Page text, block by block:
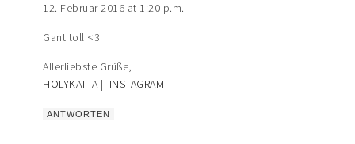
12. Februar 2016 at 1:20 p.m.
Gant toll <3
Allerliebste Grüße,
HOLYKATTA || INSTAGRAM
ANTWORTEN